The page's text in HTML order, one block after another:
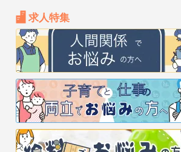
求人特集